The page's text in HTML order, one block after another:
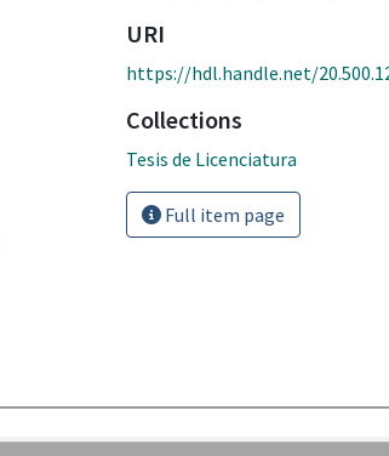
URI
https://hdl.handle.net/
Collections
Tesis de Licenciatura
Full item page